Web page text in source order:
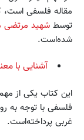
توسط شهید مرتضی
شده‌است.
آشنایی با
این کتاب یکی از
فلسفی با توجه به
غربی پرداخته‌است.